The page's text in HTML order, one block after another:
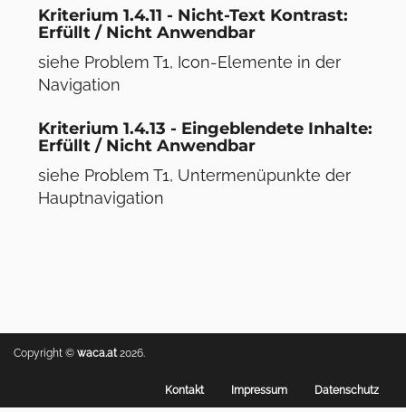
Kriterium 1.4.11 - Nicht-Text Kontrast:
Erfüllt / Nicht Anwendbar
siehe Problem T1, Icon-Elemente in der
Navigation
Kriterium 1.4.13 - Eingeblendete Inhalte:
Erfüllt / Nicht Anwendbar
siehe Problem T1, Untermenüpunkte der
Hauptnavigation
Copyright © waca.at2026.
Datenschutz
Impressum
Kontakt